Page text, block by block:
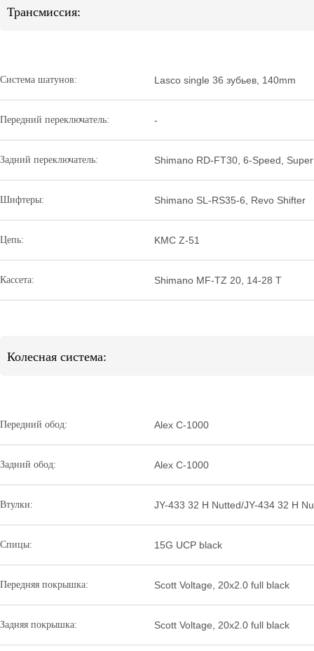
Трансмиссия:
Система шатунов: Lasco single 36 зубьев, 140mm
Передний переключатель: -
Задний переключатель: Shimano RD-FT30, 6-Speed,
Шифтеры: Shimano SL-RS35-6, Revo Shifter
Цепь: KMC Z-51
Кассета: Shimano MF-TZ 20, 14-28 T
Колесная система:
Передний обод: Alex C-1000
Задний обод: Alex C-1000
Втулки: JY-433 32 H Nutted/JY-434 32 H
Спицы: 15G UCP black
Передняя покрышка: Scott Voltage, 20x2.0 full black
Задняя покрышка: Scott Voltage, 20x2.0 full black